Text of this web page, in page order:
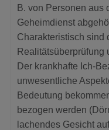
B. von Personen aus
Geheimdienst
Charakteristisch sind
Realitätsüberprüfung
Der krankhafte Ich-
unwesentliche
Bedeutung
bezogen werden
lachendes Gesicht